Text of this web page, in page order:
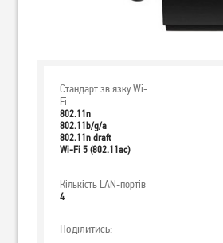
Стандарт зв'язку Wi-
Fi
802.11n
802.11b/g/a
802.11n draft
Wi-Fi 5 (802.11ac)
Кількість LAN-портів
4
Поділитись: